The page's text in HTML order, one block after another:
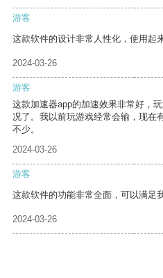
游客
这款软件的设计非常人性化，使用起
2024-03-26
游客
这款加速器app的加速效果非常好，
况了。我以前玩游戏经常会输，现在
不少。
2024-03-26
游客
这款软件的功能非常全面，可以满足
2024-03-26